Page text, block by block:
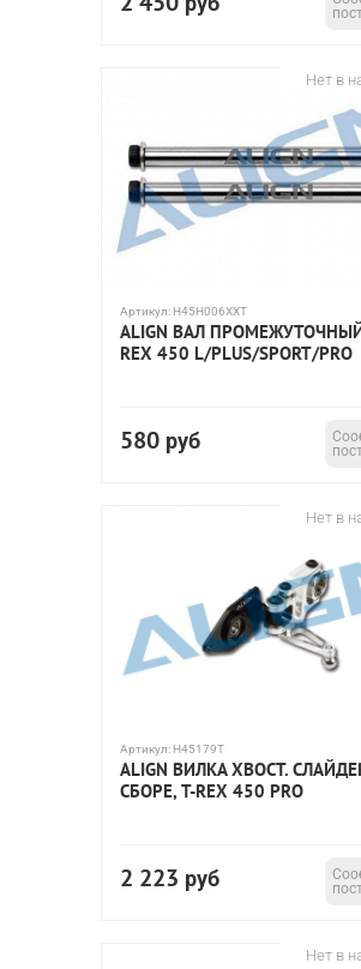
Нет в
Артикул: H45H006XXT
ALIGN ВАЛ
REX 450 L/PLUS/SPORT/PRO
580 руб
Нет в
Артикул: H45179T
ALIGN ВИЛКА ХВОСТ.
СБОРЕ, T-REX 450 PRO
2 223 руб
Нет в